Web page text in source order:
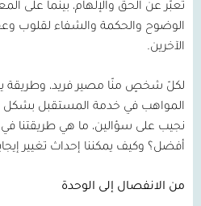
تعبّر عن الحق والإلهام، بينما على
الوضوح والحكمة والشفاء لقلوب
الآخرين.
لكلّ شخصٍ منّا مصير فريد، وطريقة
المواهب في خدمة المستقبل بشكل
نجيب على سؤالين، ما هي طريقتنا
أفضل؟ وكيف يمكننا إحداث تغيير
من الانفصال إلى الوحدة